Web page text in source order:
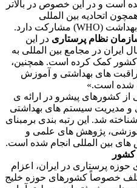
است و در این خصوص در بالاتر
همچون اتحادیه بین المللی
نظام پرستاری در این
در مجامع بین المللی به
کشور کمک کرده است. همچنین،
های بهداشتی و آموزش
شده است.»
یکی از کشورهای پیشرو در ارائه ی
و مدیریت سیستم های بهداشتی
شد. این رتبه بندی برمبنای
پژوهش های علمی و
بین المللی انجام شده است.
کشور
پرستاری در ایران، اعزام
خصوصاً کشورهای حوزه خلیج